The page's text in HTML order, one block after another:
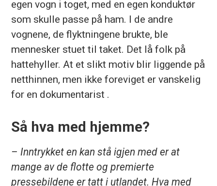
egen vogn i toget, med en egen konduktør
som skulle passe på ham. I de andre
vognene, de flyktningene brukte, ble
mennesker stuet til taket. Det lå folk på
hattehyller. At et slikt motiv blir liggende på
netthinnen, men ikke foreviget er vanskelig
for en dokumentarist .
Så hva med hjemme?
– Inntrykket en kan stå igjen med er at
mange av de flotte og premierte
pressebildene er tatt i utlandet. Hva med